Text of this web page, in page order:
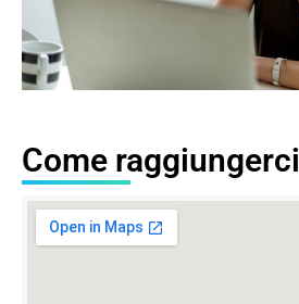
Come raggiungerci